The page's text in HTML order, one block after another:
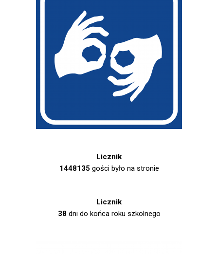
Licznik
1448135 gości było na stronie
Licznik
38 dni do końca roku szkolnego